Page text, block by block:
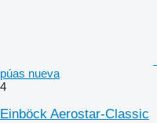
púas nueva
4
Einböck Aerostar-Classic